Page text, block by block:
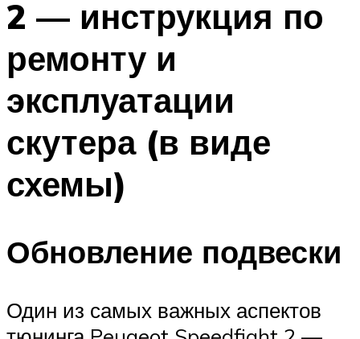
2 — инструкция по
ремонту и
эксплуатации
скутера (в виде
схемы)
Обновление подвески
Один из самых важных аспектов